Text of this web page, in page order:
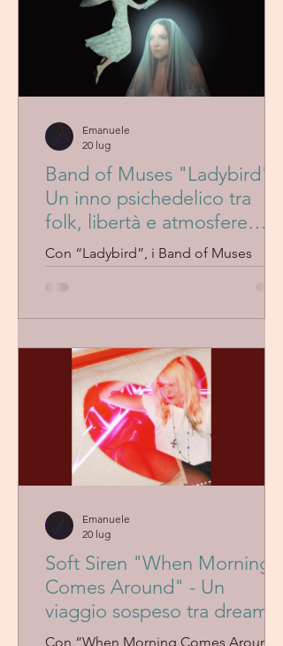
Band of Muses "Ladybird" -
Un inno psichedelico tra
folk, libertà e atmosfere
senza tempo
Con “Ladybird”, i Band of Muses
brano ricco di atmosfere sospese,
Un viaggio cinematografico tra
nostalgia, introspezione e libertà.
Emanuele
20 lug
Soft Siren "When Morning
Comes Around" - Un
viaggio sospeso tra dream
pop e malinconia
Con “When Morning Comes Around”,
Emanuele
20 lug